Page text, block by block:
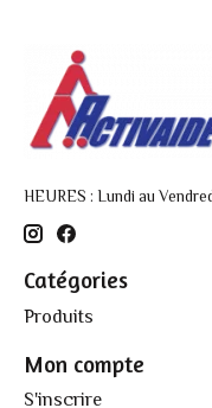
HEURES : Lundi au
Catégories
Produits
Mon compte
S'inscrire